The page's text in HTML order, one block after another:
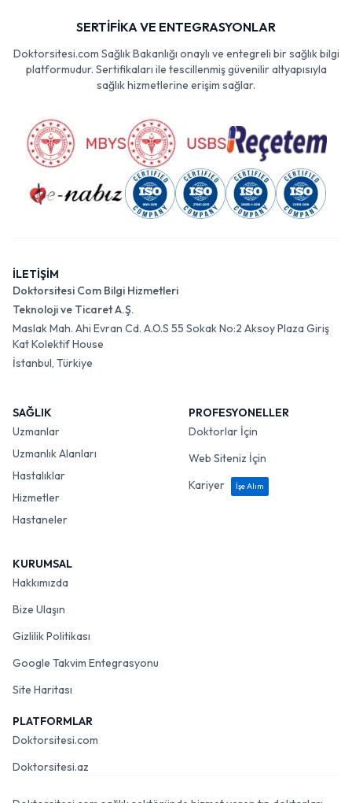
SERTİFİKA VE ENTEGRASYONLAR
Doktorsitesi.com Sağlık Bakanlığı onaylı ve entegreli bir sağlık bilgi
platformudur. Sertifikaları ile tescillenmiş güvenilir altyapısıyla
sağlık hizmetlerine erişim sağlar.
İLETİŞİM
Doktorsitesi Com Bilgi Hizmetleri
Teknoloji ve Ticaret A.Ş.
Maslak Mah. Ahi Evran Cd. A.O.S 55 Sokak No:2 Aksoy Plaza Giriş
Kat Kolektif House
İstanbul, Türkiye
SAĞLIK
Uzmanlar
Uzmanlık Alanları
Hastalıklar
Hizmetler
Hastaneler
PROFESYONELLER
Doktorlar İçin
Web Siteniz İçin
Kariyer
İşe Alım
KURUMSAL
Hakkımızda
Bize Ulaşın
Gizlilik Politikası
Google Takvim Entegrasyonu
Site Haritası
PLATFORMLAR
Doktorsitesi.com
Doktorsitesi.az